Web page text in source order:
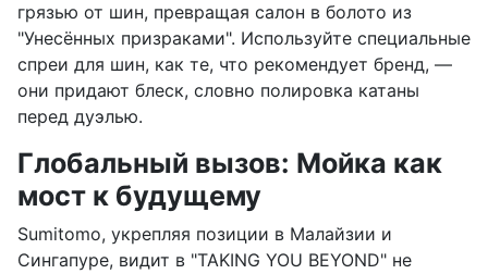
грязью от шин, превращая салон в болото из
"Унесённых призраками". Используйте специальные
спреи для шин, как те, что рекомендует бренд, —
они придают блеск, словно полировка катаны
перед дуэлью.
Глобальный вызов: Мойка как
мост к будущему
Sumitomo, укрепляя позиции в Малайзии и
Сингапуре, видит в "TAKING YOU BEYOND" не